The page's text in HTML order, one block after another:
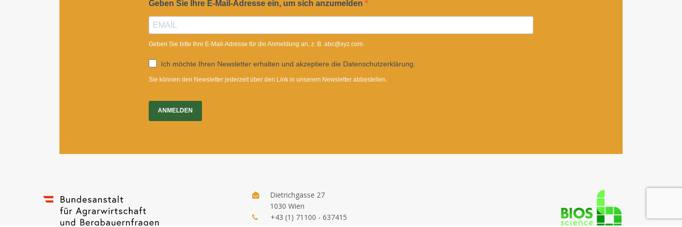
Geben Sie Ihre E-Mail-Adresse ein, um sich anzumelden
Geben Sie bitte Ihre E-Mail-Adresse für die Anmeldung an, z. B. abc@xyz.com.
Ich möchte Ihren Newsletter erhalten und akzeptiere die Datenschutzerklärung.
Sie können den Newsletter jederzeit über den Link in unserem Newsletter abbestellen.
ANMELDEN
Dietrichgasse 27
1030 Wien
+43 (1) 71100 - 637415